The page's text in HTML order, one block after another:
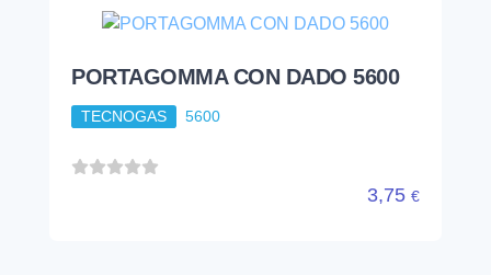
PORTAGOMMA CON DADO 5600
TECNOGAS 5600
3,75 €